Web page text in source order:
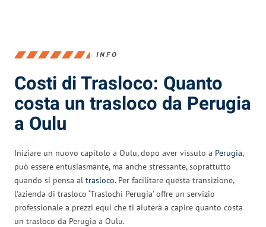
INFO
Costi di Trasloco: Quanto
costa un trasloco da Perugia
a Oulu
Iniziare un nuovo capitolo a Oulu, dopo aver vissuto a Perugia,
può essere entusiasmante, ma anche stressante, soprattutto
quando si pensa al trasloco. Per facilitare questa transizione,
l’azienda di trasloco ‘Traslochi Perugia’ offre un servizio
professionale a prezzi equi che ti aiuterà a capire quanto costa
un trasloco da Perugia a Oulu.